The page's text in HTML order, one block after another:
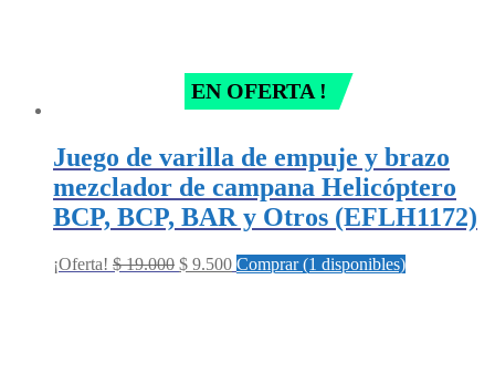
EN OFERTA !
Juego de varilla de empuje y brazo
mezclador de campana Helicóptero
BCP, BCP, BAR y Otros (EFLH1172)
¡Oferta! $19.000 Original
$ 9.500Current
Comprar (1 disponibles)